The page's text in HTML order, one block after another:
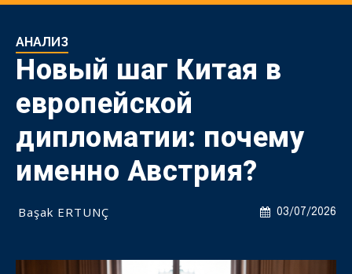
АНАЛИЗ
Новый шаг Китая в
европейской
дипломатии: почему
именно Австрия?
03/07/2026
Başak ERTUNÇ